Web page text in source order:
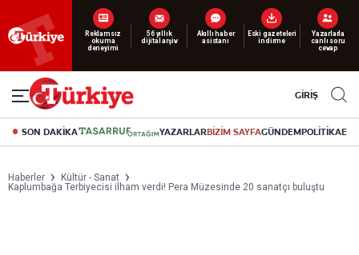
Yeni nesil dijital
abonelik 19 TL’den başlayan fiyatlarla.
GİRİŞ
SON DAKİKA YAZARLARBİZİM SAYFAGÜNDEMPOLİTİKA
Haberler
Kültür - Sanat
Kaplumbağa Terbiyecisi ilham verdi! Pera Müzesinde 20 sanatçı buluştu